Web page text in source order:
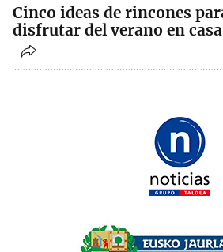
Cinco ideas de rincones
disfrutar del verano en casa